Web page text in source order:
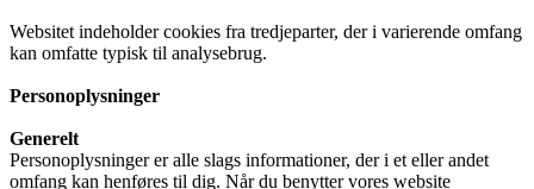
Websitet indeholder cookies fra tredjeparter, der i varierende omfang
kan omfatte typisk til analysebrug.
Personoplysninger
Generelt
Personoplysninger er alle slags informationer, der i et eller andet
omfang kan henføres til dig. Når du benytter vores website